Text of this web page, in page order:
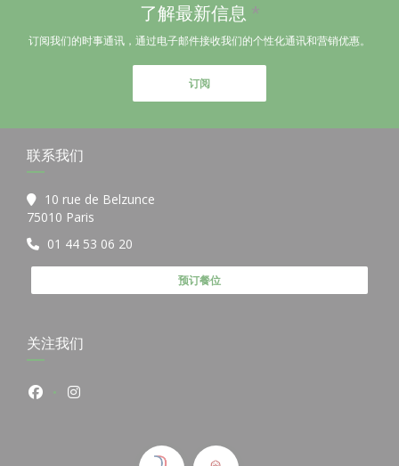
了解最新信息 *
订阅我们的时事通讯，通过电子邮件接收我们的个性化通讯和营销优惠。
订阅
联系我们
10 rue de Belzunce
75010 Paris
01 44 53 06 20
预订餐位
关注我们
Facebook ((在新窗口中打开))
Instagram ((在新窗口中打开))